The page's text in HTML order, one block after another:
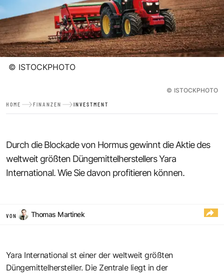
© ISTOCKPHOTO
© ISTOCKPHOTO
HOME FINANZEN INVESTMENT
Durch die Blockade von Hormus gewinnt die Aktie des
weltweit größten Düngemittelherstellers Yara
International. Wie Sie davon profitieren können.
VON Thomas Martinek
Yara International st einer der weltweit größten
Düngemittelhersteller. Die Zentrale liegt in der